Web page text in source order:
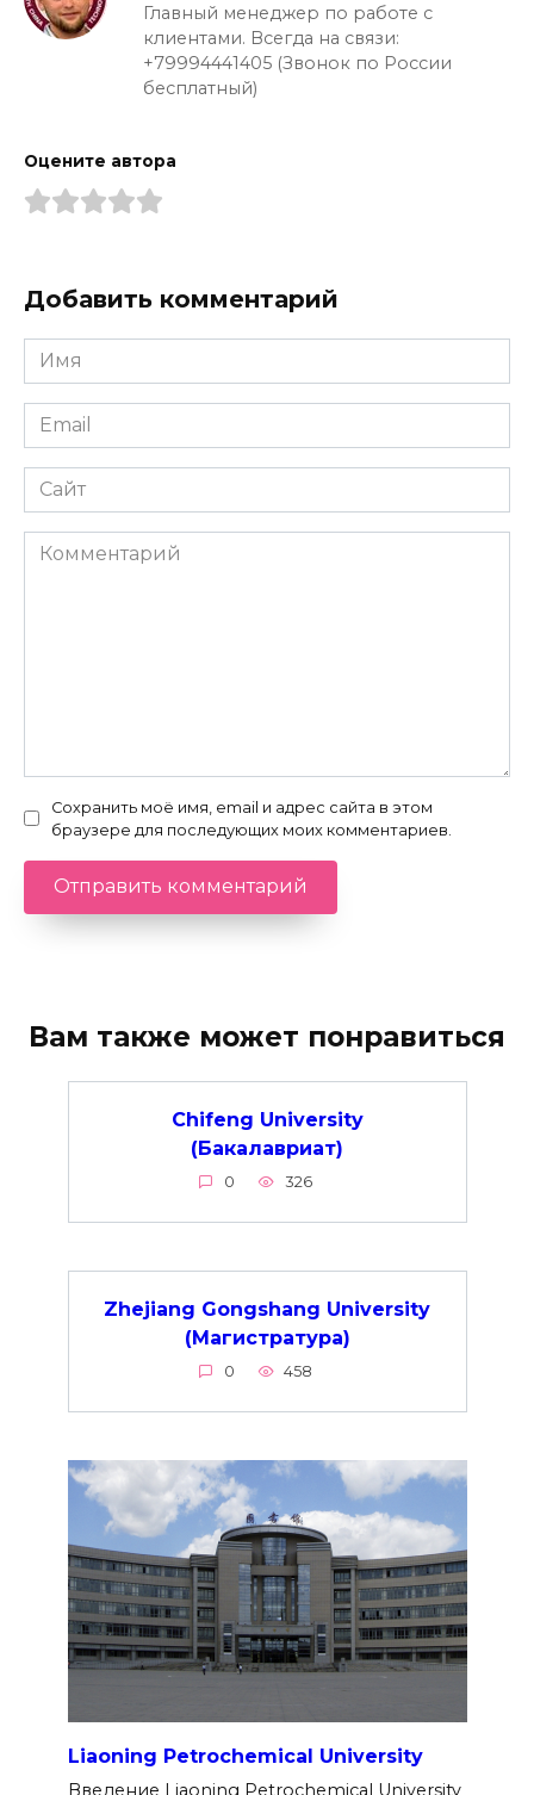
Главный менеджер по работе с
клиентами. Всегда на связи:
+79994441405 (Звонок по России
бесплатный)
Оцените автора
Добавить комментарий
Имя
*
Email
*
Сайт
Комментарий
Сохранить моё имя, email и адрес сайта в этом
браузере для последующих моих комментариев.
Вам также может понравиться
Chifeng University
(Бакалавриат)
0 326
Zhejiang Gongshang University
(Магистратура)
0 458
Liaoning Petrochemical University
Введение Liaoning Petrochemical University